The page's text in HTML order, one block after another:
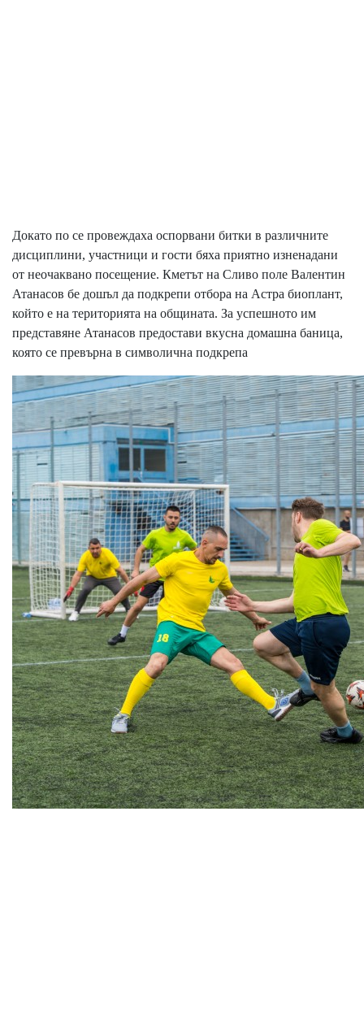
Докато по се провеждаха оспорвани битки в различните
дисциплини, участници и гости бяха приятно изненадани
от неочаквано посещение. Кметът на Сливо поле Валентин
Атанасов бе дошъл да подкрепи отбора на Астра биоплант,
който е на територията на общината. За успешното им
представяне Атанасов предостави вкусна домашна баница,
която се превърна в символична подкрепа